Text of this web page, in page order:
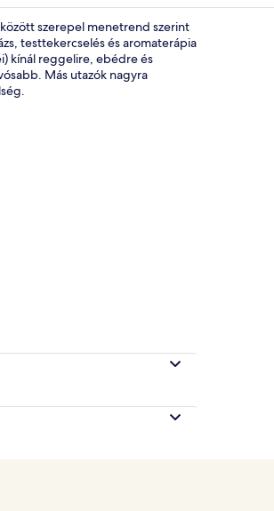
szerepel menetrend szerint
testtekercselés és aromaterápia
kínál reggelire, ebédre és
Más utazók nagyra